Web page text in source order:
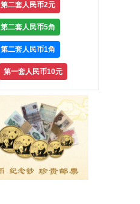
第二套人民币2元
第二套人民币5角
第二套人民币1角
第一套人民币10元